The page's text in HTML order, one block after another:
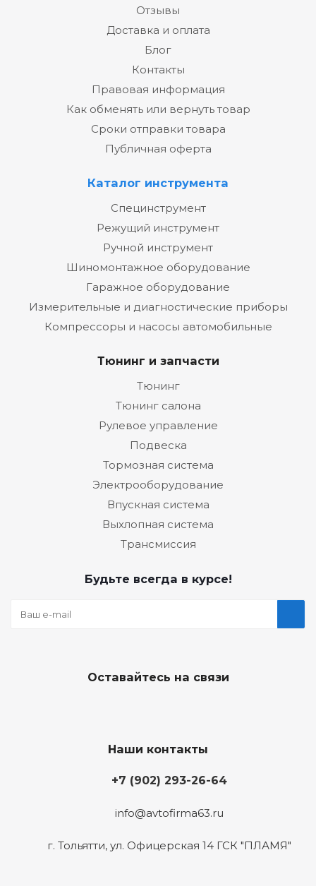
Отзывы
Доставка и оплата
Блог
Контакты
Правовая информация
Как обменять или вернуть товар
Сроки отправки товара
Публичная оферта
Каталог инструмента
Специнструмент
Режущий инструмент
Ручной инструмент
Шиномонтажное оборудование
Гаражное оборудование
Измерительные и диагностические приборы
Компрессоры и насосы автомобильные
Тюнинг и запчасти
Тюнинг
Тюнинг салона
Рулевое управление
Подвеска
Тормозная система
Электрооборудование
Впускная система
Выхлопная система
Трансмиссия
Будьте всегда в курсе!
Оставайтесь на связи
Наши контакты
+7 (902) 293-26-64
info@avtofirma63.ru
г. Тольятти, ул. Офицерская 14 ГСК "ПЛАМЯ"